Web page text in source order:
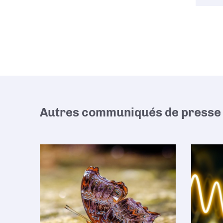
Autres communiqués de presse